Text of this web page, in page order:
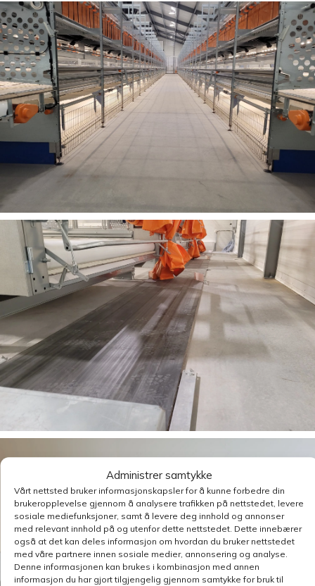
Administrer samtykke
Vårt nettsted bruker informasjonskapsler for å kunne forbedre din
brukeropplevelse gjennom å analysere trafikken på nettstedet, levere
sosiale mediefunksjoner, samt å levere deg innhold og annonser
med relevant innhold på og utenfor dette nettstedet. Dette innebærer
også at det kan deles informasjon om hvordan du bruker nettstedet
med våre partnere innen sosiale medier, annonsering og analyse.
Denne informasjonen kan brukes i kombinasjon med annen
informasjon du har gjort tilgjengelig gjennom samtykke for bruk til